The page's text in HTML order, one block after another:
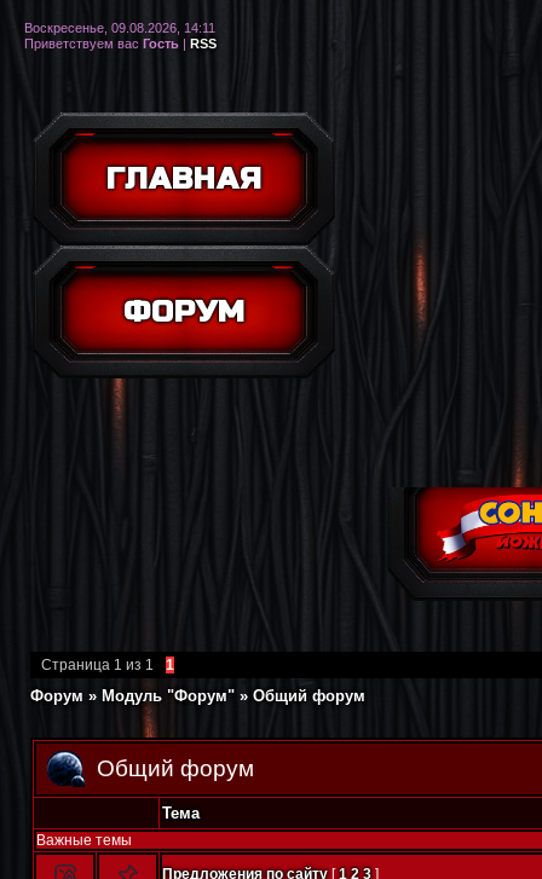
ГЛАВНАЯ
ФОРУМ
Воскресенье, 09.08.2026, 14:11
Приветствуем вас Гость | RSS
Страница 1 из 1 1
Форум » Модуль "Форум" » Общий форум
Общий форум
Тема
Важные темы
Предложения по сайту [1 2 3]